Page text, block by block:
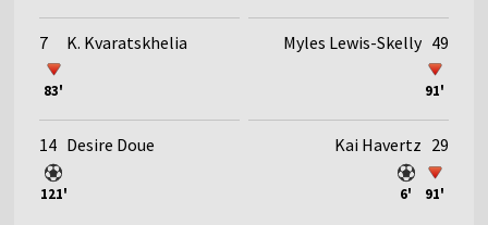
7 K. Kvaratskhelia
83'
14 Desire Doue
121'
91'
Myles Lewis-Skelly 49
6' 91'
Kai Havertz 29